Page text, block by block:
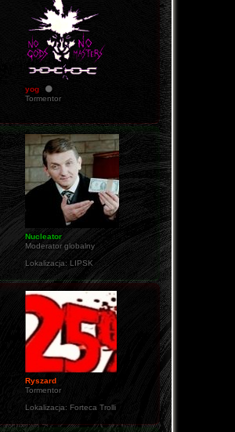
yog
Tormentor
Nucleator
Moderator globalny
Lokalizacja: LIPSK
Ryszard
Tormentor
Lokalizacja: Forteca Trolli